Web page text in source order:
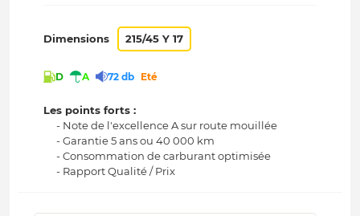
Dimensions 215/45 Y 17
D A 72 db Eté
Les points forts :
- Note de l'excellence A sur route mouillée
- Garantie 5 ans ou 40 000 km
- Consommation de carburant optimisée
- Rapport Qualité / Prix